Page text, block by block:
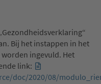
Bij het instappen in het
ingevuld. Het
link:
doc/2020/08/